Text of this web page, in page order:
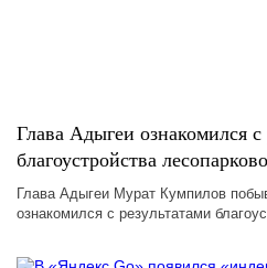
Глава Адыгеи ознакомился с
благоустройства
Глава Адыгеи Мурат Кумпилов
ознакомился с результатами